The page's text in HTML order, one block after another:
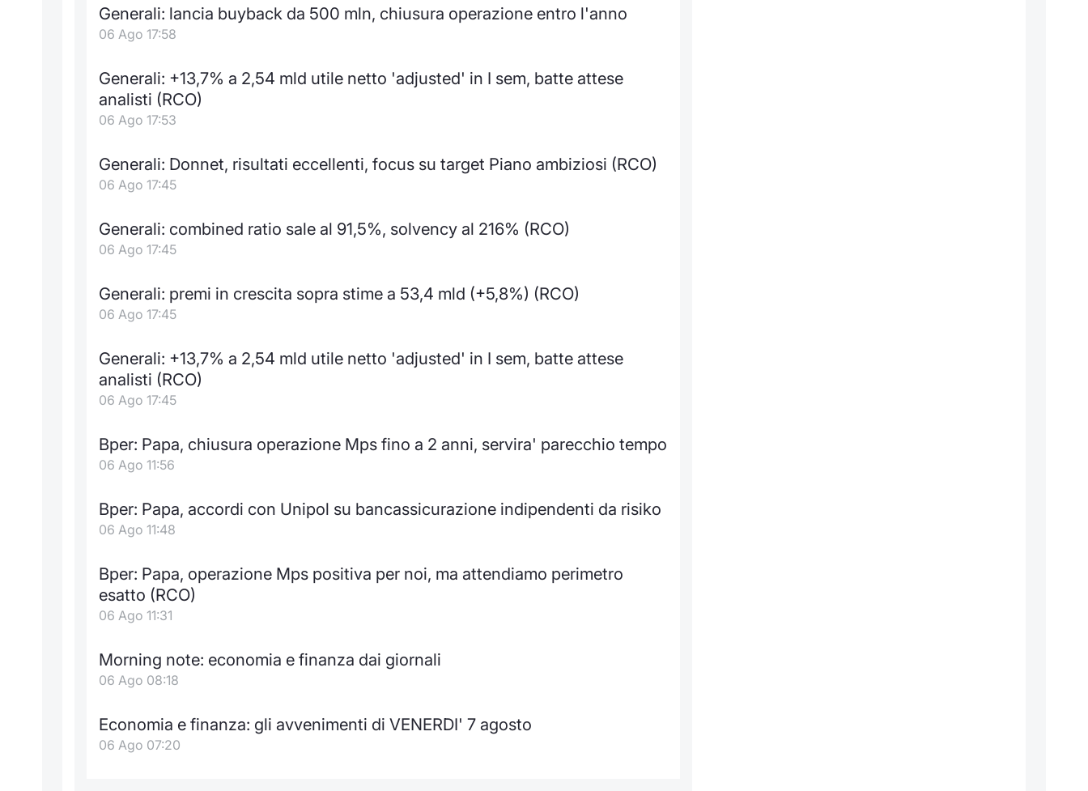
Generali: lancia buyback da 500 mln, chiusura operazione entro l'anno
06 Ago 17:58
Generali: +13,7% a 2,54 mld utile netto 'adjusted' in I sem, batte attese
analisti (RCO)
06 Ago 17:53
Generali: Donnet, risultati eccellenti, focus su target Piano ambiziosi (RCO)
06 Ago 17:45
Generali: combined ratio sale al 91,5%, solvency al 216% (RCO)
06 Ago 17:45
Generali: premi in crescita sopra stime a 53,4 mld (+5,8%) (RCO)
06 Ago 17:45
Generali: +13,7% a 2,54 mld utile netto 'adjusted' in I sem, batte attese
analisti (RCO)
06 Ago 17:45
Bper: Papa, chiusura operazione Mps fino a 2 anni, servira' parecchio tempo
06 Ago 11:56
Bper: Papa, accordi con Unipol su bancassicurazione indipendenti da risiko
06 Ago 11:48
Bper: Papa, operazione Mps positiva per noi, ma attendiamo perimetro
esatto (RCO)
06 Ago 11:31
Morning note: economia e finanza dai giornali
06 Ago 08:18
Economia e finanza: gli avvenimenti di VENERDI' 7 agosto
06 Ago 07:20